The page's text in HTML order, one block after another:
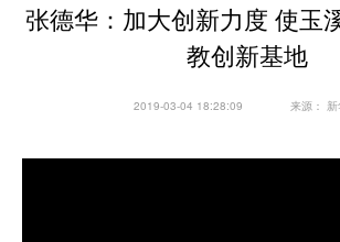
张德华：加大创新力度 使玉
教创新基地
2019-03-04 18:28:09 来源：